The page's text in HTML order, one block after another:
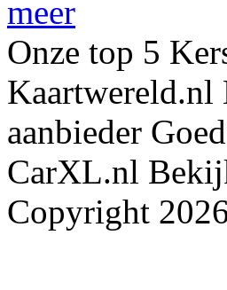
meer
Onze top 5
Kaartwereld.nl
aanbieder
CarXL.nl
Copyright